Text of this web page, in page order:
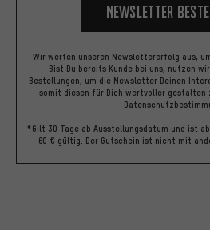
Newsletter
Wir werten unseren Newslettererfolg aus,
Bist Du bereits Kunde bei uns, nutzen
Bestellungen, um die Newsletter Deinen
somit diesen für Dich wertvoller gestalten
*Gilt 30 Tage ab Ausstellungsdatum und ist
60 € gültig. Der Gutschein ist nicht mit